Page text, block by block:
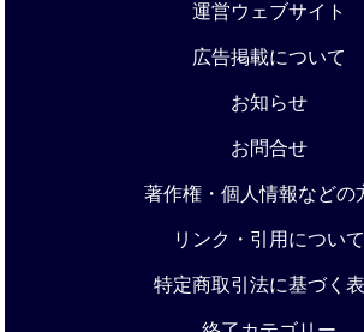
運営ウェブサイト
広告掲載について
お知らせ
お問合せ
著作権・個人情報などの
リンク・引用について
特定商取引法に基づく